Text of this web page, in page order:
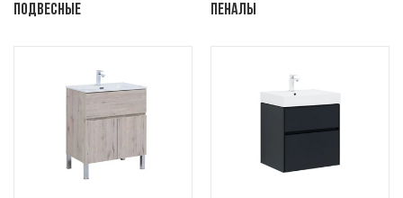
Подвесные Пеналы